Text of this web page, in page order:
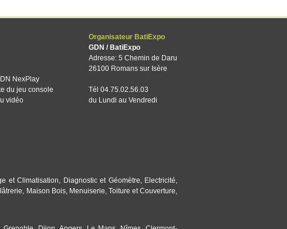
NexPlay
du jeu console
vidéo
Organisateur BatiExpo
GDN / BatiExpo
Adresse: 5 Chemin de Daru
26100 Romans sur Isère
Tél 04.75.02.56.03
du Lundi au Vendredi
et Climatisation, Diagnostic et Géomètre, Electricité,
, Maison Bois, Menuiserie, Toiture et Couverture,